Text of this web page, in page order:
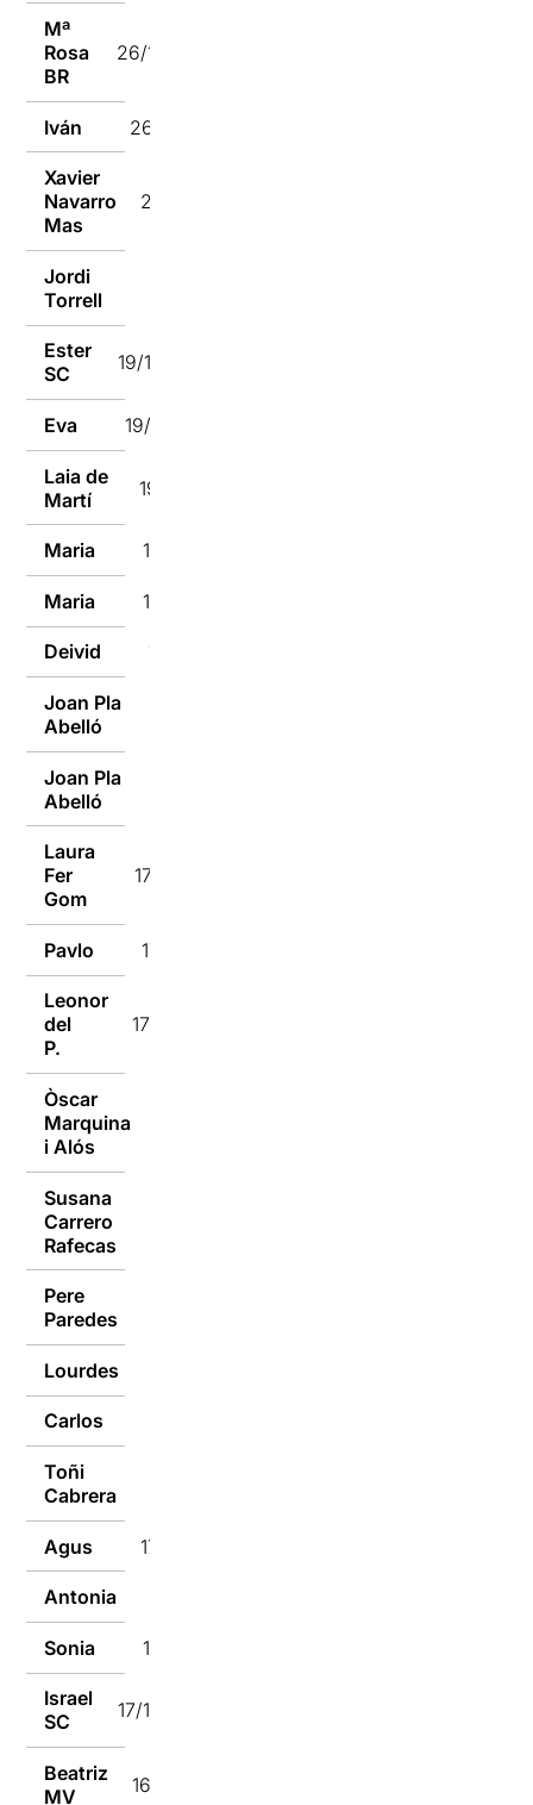
Mª
Rosa
BR
26/12/2018
Iván 26/12/2018
Xavier
Navarro
Mas
23/12/2018
Jordi
Torrell
Ester
SC
19/12/2018
Eva 19/12/2018
Laia de
Martí
19/12/2018
Maria 18/12/2018
Maria 17/12/2018
Deivid 17/12/2018
Joan Pla
Abelló
Joan Pla
Abelló
Laura
Fer
Gom
17/12/2018
Pavlo 17/12/2018
Leonor
del
P.
17/12/2018
Òscar
Marquina
i Alós
Susana
Carrero
Rafecas
Pere
Paredes
Lourdes
Carlos
Toñi
Cabrera
Agus 17/12/2018
Antonia
Sonia 17/12/2018
Israel
SC
17/12/2018
Beatriz
MV
16/12/2018